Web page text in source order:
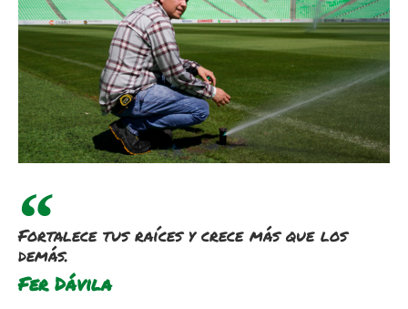
Fortalece tus raíces y crece más que los
demás.
Fer Dávila